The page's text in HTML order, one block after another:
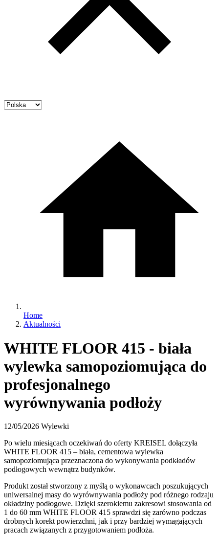
Home
Aktualności
WHITE FLOOR 415 - biała
wylewka samopoziomująca do
profesjonalnego
wyrównywania podłoży
12/05/2026 Wylewki
Po wielu miesiącach oczekiwań do oferty KREISEL dołączyła
WHITE FLOOR 415 – biała, cementowa wylewka
samopoziomująca przeznaczona do wykonywania podkładów
podłogowych wewnątrz budynków.
Produkt został stworzony z myślą o wykonawcach poszukujących
uniwersalnej masy do wyrównywania podłoży pod różnego rodzaju
okładziny podłogowe. Dzięki szerokiemu zakresowi stosowania od
1 do 60 mm WHITE FLOOR 415 sprawdzi się zarówno podczas
drobnych korekt powierzchni, jak i przy bardziej wymagających
pracach związanych z przygotowaniem podłoża.